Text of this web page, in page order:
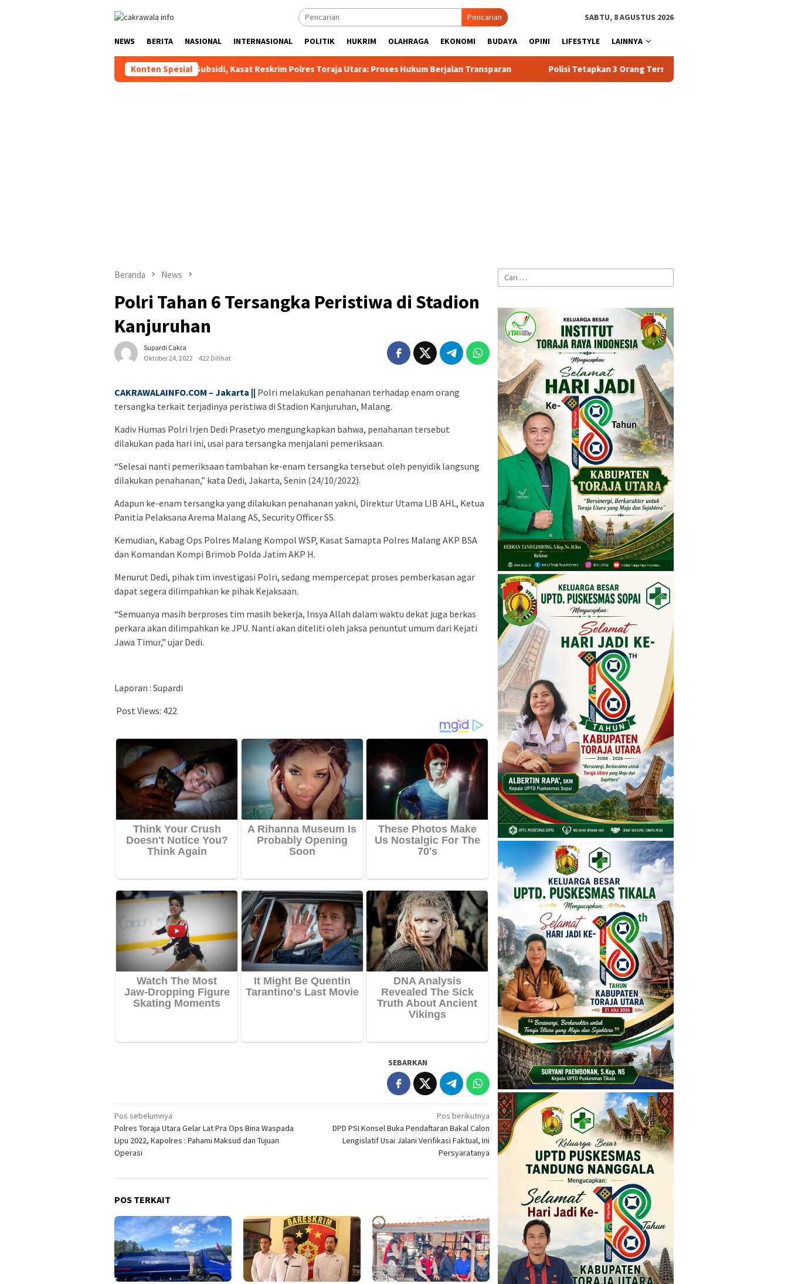
Pencarian SABTU, 8 AGUSTUS 2026
NEWS BERITA NASIONAL INTERNASIONAL POLITIK HUKRIM OLAHRAGA EKONOMI BUDAYA OPINI LIFESTYLE LAINNYA
Konten Spesial
BBM Solar Subsidi, Kasat Reskrim Polres Toraja Utara: Proses Hukum Berjalan Transparan Polisi Tetapkan 3 Orang Tersangka Baru Kasus Penyalahgunaan BBM Subsidi di Tator
Beranda News
Polri Tahan 6 Tersangka Peristiwa di Stadion
Kanjuruhan
Supardi Cakra
Oktober 24, 2022
422 Dilihat
CAKRAWALAINFO.COM – Jakarta || Polri melakukan penahanan terhadap enam orang
tersangka terkait terjadinya peristiwa di Stadion Kanjuruhan, Malang.
Kadiv Humas Polri Irjen Dedi Prasetyo mengungkapkan bahwa, penahanan tersebut
dilakukan pada hari ini, usai para tersangka menjalani pemeriksaan.
“Selesai nanti pemeriksaan tambahan ke-enam tersangka tersebut oleh penyidik langsung
dilakukan penahanan,” kata Dedi, Jakarta, Senin (24/10/2022).
Adapun ke-enam tersangka yang dilakukan penahanan yakni, Direktur Utama LIB AHL, Ketua
Panitia Pelaksana Arema Malang AS, Security Officer SS.
Kemudian, Kabag Ops Polres Malang Kompol WSP, Kasat Samapta Polres Malang AKP BSA
dan Komandan Kompi Brimob Polda Jatim AKP H.
Menurut Dedi, pihak tim investigasi Polri, sedang mempercepat proses pemberkasan agar
dapat segera dilimpahkan ke pihak Kejaksaan.
“Semuanya masih berproses tim masih bekerja, Insya Allah dalam waktu dekat juga berkas
perkara akan dilimpahkan ke JPU. Nanti akan diteliti oleh jaksa penuntut umum dari Kejati
Jawa Timur,” ujar Dedi.
Laporan : Supardi
Post Views: 422
SEBARKAN
Navigasi
pos
Pos sebelumnya
Polres Toraja Utara Gelar Lat Pra Ops Bina Waspada
Lipu 2022, Kapolres : Pahami Maksud dan Tujuan
Operasi
Pos berikutnya
DPD PSI Konsel Buka Pendaftaran Bakal Calon
Lengislatif Usai Jalani Verifikasi Faktual, Ini
Persyaratanya
POS TERKAIT
Cari
untuk: